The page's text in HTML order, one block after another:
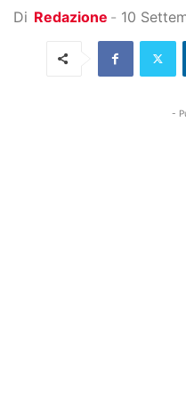
Di Redazione - 10
-